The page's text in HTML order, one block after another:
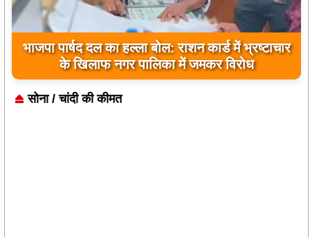
किसानों को बड़ी राहत: विधायक रोहित साहू के निर्देश पर
कुकदा पिकअप वियर से छोड़ा गया पानी
सोना / चांदी की कीमत